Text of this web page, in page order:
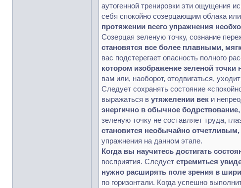
аутогенной тренировки эти ощущения
себя спокойно созерцающим облака
протяжении всего упражнения
Созерцая зеленую точку, сознание
становятся все более плавными,
вас подстерегает опасность полного
котором изображение зеленой точки
вам или, наоборот, отодвигаться,
Следует сохранять состояние
выражаться в утяжелении век и
энергично в обычное
зеленую точку не составляет труда,
становится необычайно
упражнения на данном этапе.
Когда вы научитесь достигать
восприятия. Следует стремиться
нужно расширять поле зрения в
по горизонтали. Когда успешно